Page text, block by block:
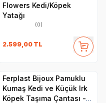
Flowers Kedi/Köpek
Yatağı
(0)
2.599,00 TL
Ferplast Bijoux Pamuklu
Kumaş Kedi ve Küçük Irk
Köpek Taşıma Çantası -